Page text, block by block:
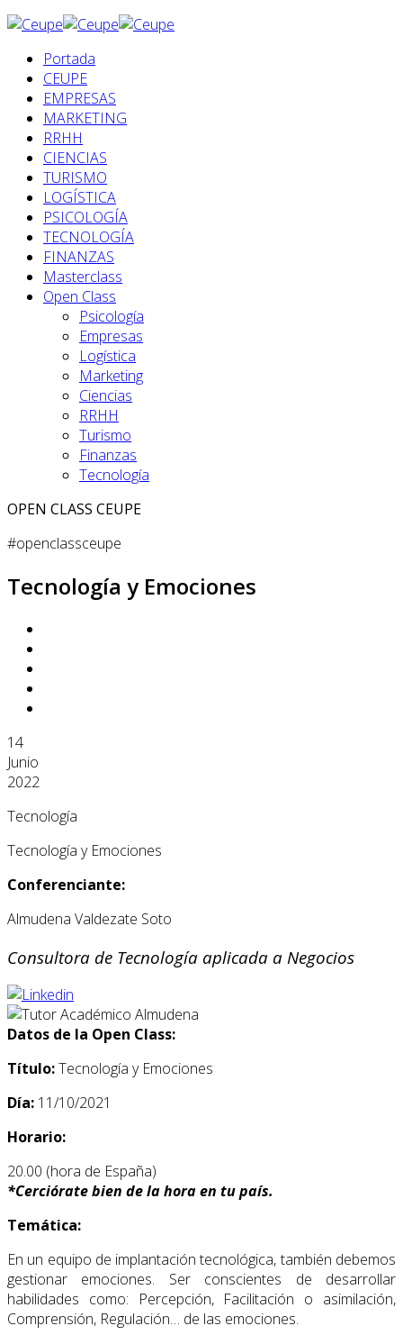
Portada
CEUPE
EMPRESAS
MARKETING
RRHH
CIENCIAS
TURISMO
LOGÍSTICA
PSICOLOGÍA
TECNOLOGÍA
FINANZAS
Masterclass
Open Class
Psicología
Empresas
Logística
Marketing
Ciencias
RRHH
Turismo
Finanzas
Tecnología
OPEN CLASS CEUPE
#openclassceupe
Tecnología y Emociones
14
Junio
2022
Tecnología
Tecnología y Emociones
Conferenciante:
Almudena Valdezate Soto
Consultora de Tecnología aplicada a Negocios
Datos de la Open Class:
Título:Tecnología y Emociones
Día: 11/10/2021
Horario:
20.00 (hora de España)
*Cerciórate bien de la hora en tu país.
Temática:
En un equipo de implantación tecnológica, también debemos
gestionar emociones. Ser conscientes de desarrollar
habilidades como: Percepción, Facilitación o asimilación,
Comprensión, Regulación… de las emociones.